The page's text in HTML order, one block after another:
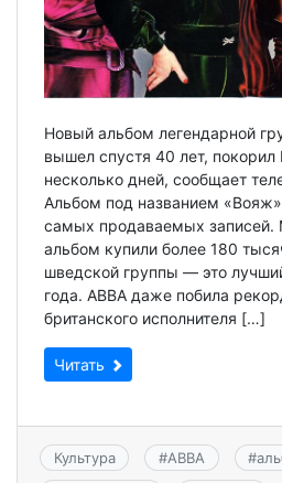
Новый альбом легендарной
вышел спустя 40 лет, покорил
несколько дней, сообщает
Альбом под названием
самых продаваемых записей.
альбом купили более 180
шведской группы — это
года. ABBA даже побила
британского исполнителя […]
Читать
Культура #ABBA #